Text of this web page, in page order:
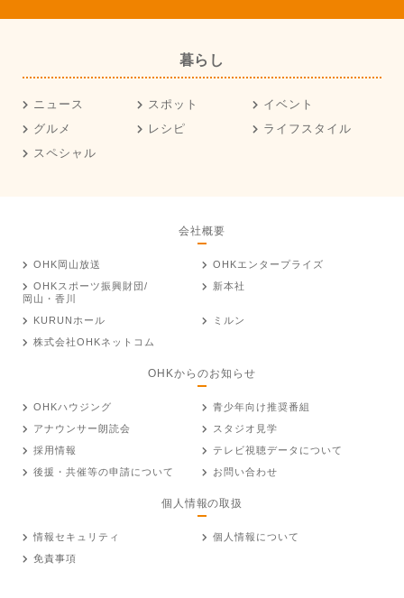
暮らし
ニュース スポット
イベント
グルメ
レシピ
ライフスタイル
スペシャル
会社概要
OHK岡山放送
OHKエンタープライズ
OHKスポーツ振興財団/
岡山・香川
新本社
KURUNホール
ミルン
株式会社OHKネットコム
OHKからのお知らせ
OHKハウジング
青少年向け推奨番組
アナウンサー朗読会
スタジオ見学
採用情報
テレビ視聴データについて
後援・共催等の申請について
お問い合わせ
個人情報の取扱
情報セキュリティ
個人情報について
免責事項